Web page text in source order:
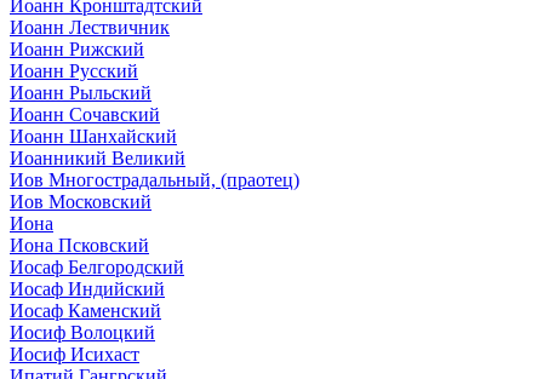
Иоанн Кронштадтский
Иоанн Лествичник
Иоанн Рижский
Иоанн Русский
Иоанн Рыльский
Иоанн Сочавский
Иоанн Шанхайский
Иоанникий Великий
Иов Многострадальный, (праотец)
Иов Московский
Иона
Иона Псковский
Иосаф Белгородский
Иосаф Индийский
Иосаф Каменский
Иосиф Волоцкий
Иосиф Исихаст